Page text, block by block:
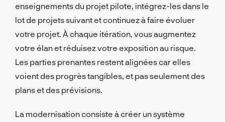
enseignements du projet pilote, intégrez-les dans le
lot de projets suivant et continuez à faire évoluer
votre projet. À chaque itération, vous augmentez
votre élan et réduisez votre exposition au risque.
Les parties prenantes restent alignées car elles
voient des progrès tangibles, et pas seulement des
plans et des prévisions.
La modernisation consiste à créer un système